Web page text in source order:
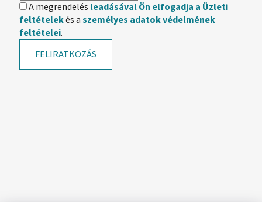
A megrendelés leadásával Ön elfogadja a Üzleti
feltételekés aszemélyes adatok védelmének
feltételei.
FELIRATKOZÁS